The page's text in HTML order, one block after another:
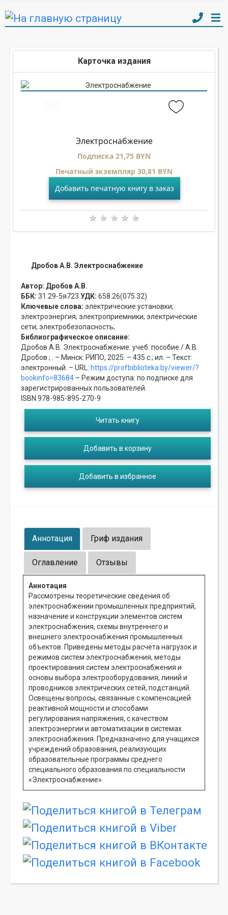
Карточка издания
Электроснабжение
Подписка 21,75 BYN
Печатный экземпляр 30,81 BYN
Добавить печатную книгу в заказ
Дробов А.В. Электроснабжение
Автор: Дробов А.В.
ББК: 31.29-5я723 УДК: 658.26(075.32)
Ключевые слова: электрические установки;
электроэнергия; электроприемники; электрические
сети; электробезопасность;
Библиографическое описание:
Дробов А.В. Электроснабжение: учеб. пособие / А.В.
Дробов ; . – Минск: РИПО, 2025. – 435 с.; ил. – Текст:
электронный. – URL: https://profbiblioteka.by/viewer/?
bookinfo=83684 – Режим доступа: по подписке для
зарегистрированных пользователей.
ISBN 978-985-895-270-9
Читать книгу
Добавить в корзину
Добавить в избранное
Аннотация Гриф издания
Оглавление Отзывы
Аннотация
Рассмотрены теоретические сведения об
электроснабжении промышленных предприятий,
назначение и конструкции элементов систем
электроснабжения, схемы внутреннего и
внешнего электроснабжения промышленных
объектов. Приведены методы расчета нагрузок и
режимов систем электроснабжения, методы
проектирования систем электроснабжения и
основы выбора электрооборудования, линий и
проводников электрических сетей, подстанций.
Освещены вопросы, связанные с компенсацией
реактивной мощности и способами
регулирования напряжения, с качеством
электроэнергии и автоматизации в системах
электроснабжения. Предназначено для учащихся
учреждений образования, реализующих
образовательные программы среднего
специального образования по специальности
«Электроснабжение».